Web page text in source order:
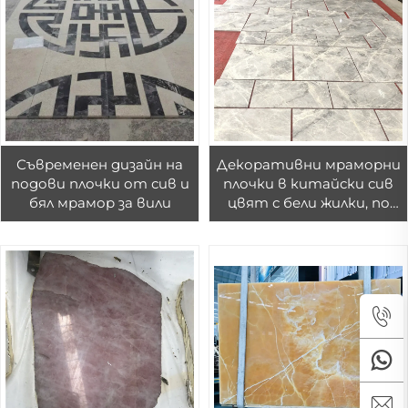
Съвременен дизайн на
подови плочки от сив и
бял мрамор за вили
Декоративни мраморни
плочки в китайски сив
цвят с бели жилки, по
поръчка резани подови